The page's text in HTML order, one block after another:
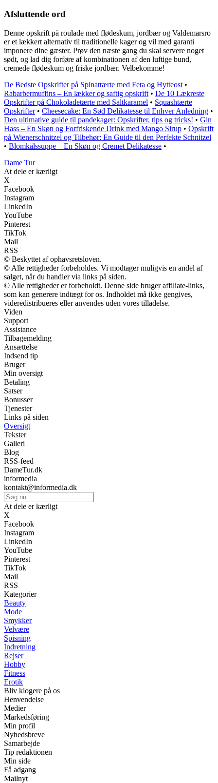
Afsluttende ord
Denne opskrift på roulade med flødeskum, jordbær og Valdemarsro
er et lækkert alternativ til traditionelle kager og vil med garanti
imponere dine gæster. Prøv den næste gang du skal servere noget
sødt, og lad dig forføre af kombinationen af den luftige bund,
cremede flødeskum og friske jordbær. Velbekomme!
De Bedste Opskrifter på Spinattærte med Feta og Hytteost •
Rabarbermuffins – En lækker og saftig opskrift • De 10 Lækreste
Opskrifter på Chokoladetærte med Saltkaramel • Squashtærte
Opskrifter• Cheesecake: En Sød Delikatesse til Enhver Anledning •
Den ultimative guide til pandekager: Opskrifter, tips og tricks! • Gin
Hass – En Skøn og Forfriskende Drink med Mango Sirup • Opskrift
på Wienerschnitzel og Tilbehør: En Guide til den Perfekte Schnitzel
• Blomkålssuppe – En Skøn og Cremet Delikatesse •
Dame Tur
At dele er kærligt
X
Facebook
Instagram
LinkedIn
YouTube
Pinterest
TikTok
Mail
RSS
© Beskyttet af ophavsretsloven.
© Alle rettigheder forbeholdes. Vi modtager muligvis en andel af
salget, når du handler via links på siden.
© Alle rettigheder er forbeholdt. Denne side bruger affiliate-links,
som kan generere indtægt for os. Indholdet må ikke gengives,
videredistribueres eller anvendes uden vores tilladelse.
Viden
Support
Assistance
Tilbagemelding
Ansættelse
Indsend tip
Bruger
Min oversigt
Betaling
Satser
Bonusser
Tjenester
Links på siden
Oversigt
Tekster
Galleri
Blog
RSS-feed
DameTur.dk
informedia
kontakt@informedia.dk
At dele er kærligt
X
Facebook
Instagram
LinkedIn
YouTube
Pinterest
TikTok
Mail
RSS
Kategorier
Beauty
Mode
Smykker
Velvære
Spisning
Indretning
Rejser
Hobby
Fitness
Erotik
Bliv klogere på os
Henvendelse
Medier
Markedsføring
Min profil
Nyhedsbreve
Samarbejde
Tip redaktionen
Min side
Få adgang
Mailnyt